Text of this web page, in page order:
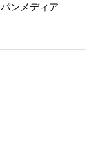
ンメディア